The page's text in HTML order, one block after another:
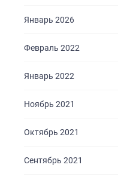
Январь 2026
Февраль 2022
Январь 2022
Ноябрь 2021
Октябрь 2021
Сентябрь 2021